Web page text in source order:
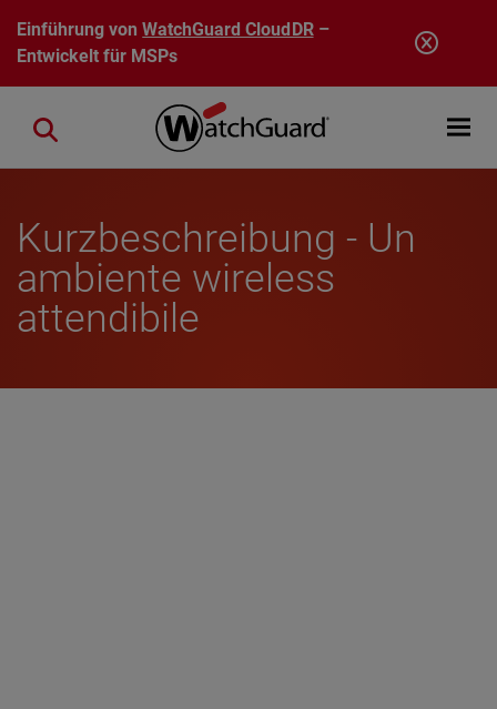
Direkt zum Inhalt
Einführung vonWatchGuard CloudDR–
Entwickelt für MSPs
Open
Close search
Kurzbeschreibung - Un
ambiente wireless
attendibile